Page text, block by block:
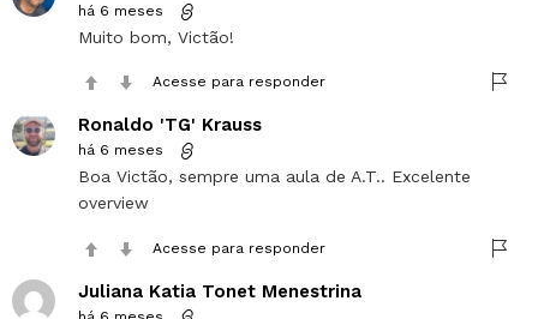
há 6 meses
Muito bom, Victão!
Acesse para responder
Ronaldo 'TG' Krauss
há 6 meses
Boa Victão, sempre uma aula de A.T.. Excelente
overview
Acesse para responder
Juliana Katia Tonet Menestrina